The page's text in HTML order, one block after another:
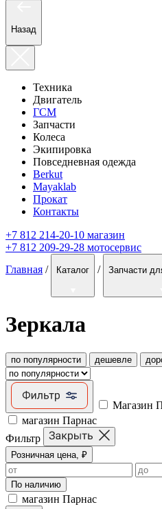
Назад
Техника
Двигатель
ГСМ
Запчасти
Колеса
Экипировка
Повседневная одежда
Berkut
Mayaklab
Прокат
Контакты
+7 812 214-20-10 магазин
+7 812 209-29-28 мотосервис
Главная / Каталог / Запчасти
Зеркала
по популярности дешевле
Магазин
магазин Парнас
Фильтр
Розничная цена, ₽
По наличию
магазин Парнас